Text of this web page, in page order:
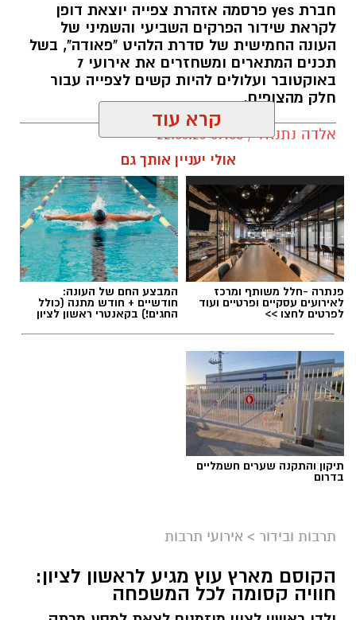
חברת yes פרסמה אזהרת צפייה יוצאת דופן
לקראת שידור הפרקים השביעי והשמיני של
העונה החמישית של סדרת הלהיט "פאודה", בשל
תכנים המתארים ומשחזרים את אירועי 7
באוקטובר ועלולים להיות קשים לצפייה עבור
חלק מהצופים.
אלדה נתנאל / 09:58 22.06.26
פאודה" חוזרת ל-7 באוקטובר: yes
ליאור רז
על פי הודעת החברה, שני הפרקים שישודרו היום
עליהם מבלי לפגוע בהבנת המשך העלילה.
קרא עוד
אולי יעניין אותך גם
פנתרה -חלל משותף ומרכז
לאירועים עסקיים ופרטיים ועוד
לפרטים לחצו >>
המבצע החם של העונה:
חודשיים + חודש מתנה (כולל
החגים!) בקאנטרי ראשון לציון
תיקון והתקנה שערים חשמליים
בדרום
תרבות ובידור > אירועי תרבות
הקוסם מארץ עוץ מגיע לראשון לציון:
חוויה קסומה לכל המשפחה